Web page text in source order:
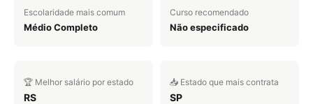
Escolaridade mais comum
Médio Completo
Curso recomendado
Não especificado
🏆 Melhor salário por estado
RS
📥 Estado que mais contrata
SP